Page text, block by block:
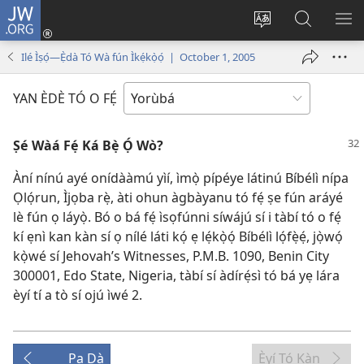
JW.ORG
Yí
pa
Wọlé
(opens
Wa
JW.ORG
Ilé Ìṣọ́—Ẹ̀dà Tó Wà fún Ìkẹ́kọ̀ọ́ | October 1, 2005
YAN ÈDÈ TÓ O FẸ́
Ṣé Wàá Fẹ́ Ká Bẹ̀ Ọ́ Wò?
Àní nínú ayé onídààmú yìí, ìmọ̀ pípéye látinú Bíbélì nípa
Ọlọ́run, Ìjọba rẹ̀, àti ohun àgbàyanu tó fẹ́ ṣe fún aráyé
lè fún ọ láyọ̀. Bó o bá fẹ́ ìsọfúnni síwájú sí i tàbí tó o fẹ́
kí ẹnì kan kàn sí ọ nílé láti kọ́ ẹ lẹ́kọ̀ọ́ Bíbélì lọ́fẹ̀ẹ́, jọ̀wọ́
kọ̀wé sí Jehovah’s Witnesses, P.M.B. 1090, Benin City
300001, Edo State, Nigeria, tàbí sí àdírẹ́sì tó bá yẹ lára
èyí tí a tò sí ojú ìwé 2.
Pa Dà Èyí Tó Kàn